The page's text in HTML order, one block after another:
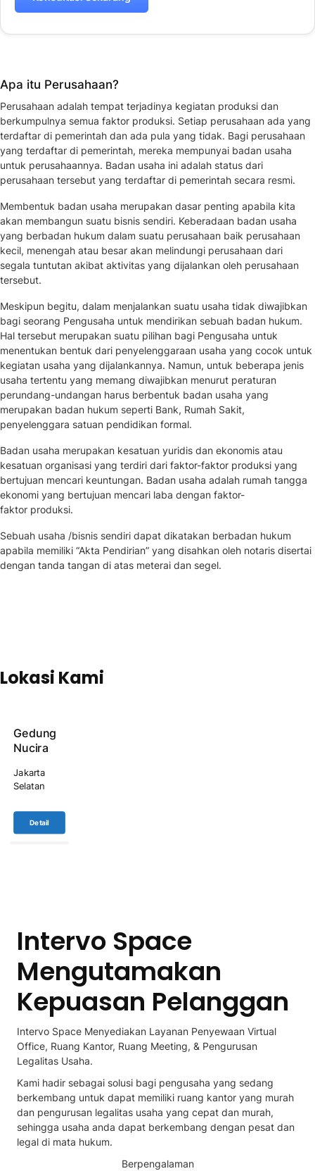
Apa itu Perusahaan?
Perusahaan adalah tempat terjadinya kegiatan produksi dan
berkumpulnya semua faktor produksi. Setiap perusahaan ada yang
terdaftar di pemerintah dan ada pula yang tidak. Bagi perusahaan
yang terdaftar di pemerintah, mereka mempunyai badan usaha
untuk perusahaannya. Badan usaha ini adalah status dari
perusahaan tersebut yang terdaftar di pemerintah secara resmi.
Membentuk badan usaha merupakan dasar penting apabila kita
akan membangun suatu bisnis sendiri. Keberadaan badan usaha
yang berbadan hukum dalam suatu perusahaan baik perusahaan
kecil, menengah atau besar akan melindungi perusahaan dari
segala tuntutan akibat aktivitas yang dijalankan oleh perusahaan
tersebut.
Meskipun begitu, dalam menjalankan suatu usaha tidak diwajibkan
bagi seorang Pengusaha untuk mendirikan sebuah badan hukum.
Hal tersebut merupakan suatu pilihan bagi Pengusaha untuk
menentukan bentuk dari penyelenggaraan usaha yang cocok untuk
kegiatan usaha yang dijalankannya. Namun, untuk beberapa jenis
usaha tertentu yang memang diwajibkan menurut peraturan
perundang-undangan harus berbentuk badan usaha yang
merupakan badan hukum seperti Bank, Rumah Sakit,
penyelenggara satuan pendidikan formal.
Badan usaha merupakan kesatuan yuridis dan ekonomis atau
kesatuan organisasi yang terdiri dari faktor-faktor produksi yang
bertujuan mencari keuntungan. Badan usaha adalah rumah tangga
ekonomi yang bertujuan mencari laba dengan faktor-
faktor produksi.
Sebuah usaha /bisnis sendiri dapat dikatakan berbadan hukum
apabila memiliki “Akta Pendirian” yang disahkan oleh notaris disertai
dengan tanda tangan di atas meterai dan segel.
Lokasi Kami
Gedung
Nucira
Jakarta
Selatan
Detail
Intervo Space
Mengutamakan
Kepuasan Pelanggan
Intervo Space Menyediakan Layanan Penyewaan Virtual
Office, Ruang Kantor, Ruang Meeting, & Pengurusan
Legalitas Usaha.
Kami hadir sebagai solusi bagi pengusaha yang sedang
berkembang untuk dapat memiliki ruang kantor yang murah
dan pengurusan legalitas usaha yang cepat dan murah,
sehingga usaha anda dapat berkembang dengan pesat dan
legal di mata hukum.
Berpengalaman